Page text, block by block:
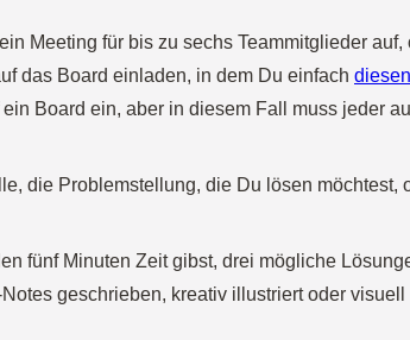
Meeting für bis zu sechs Teammitglieder auf,
das Board einladen, in dem Du einfach
Board ein, aber in diesem Fall muss jeder
die Problemstellung, die Du lösen möchtest,
fünf Minuten Zeit gibst, drei mögliche
geschrieben, kreativ illustriert oder